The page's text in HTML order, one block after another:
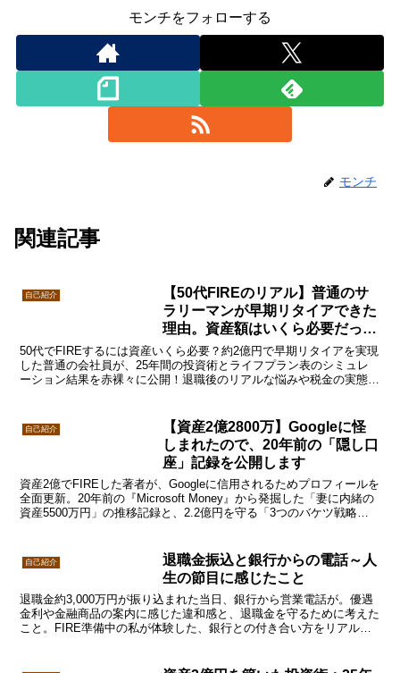
モンチをフォローする
モンチ
関連記事
自己紹介
【50代FIREのリアル】普通のサ
ラリーマンが早期リタイアできた
理由。資産額はいくら必要だっ
た？
50代でFIREするには資産いくら必要？約2億円で早期リタイアを実現
した普通の会社員が、25年間の投資術とライフプラン表のシミュレ
ーション結果を赤裸々に公開！退職後のリアルな悩みや税金の実態も
自己紹介
【資産2億2800万】Googleに怪
しまれたので、20年前の「隠し口
座」記録を公開します
資産2億でFIREした著者が、Googleに信用されるためプロフィールを
全面更新。20年前の『Microsoft Money』から発掘した「妻に内緒の
資産5500万円」の推移記録と、2.2億円を守る「3つのバケツ戦略」
自己紹介
退職金振込と銀行からの電話～人
生の節目に感じたこと
退職金約3,000万円が振り込まれた当日、銀行から営業電話が。優遇
金利や金融商品の案内に感じた違和感と、退職金を守るために考えた
こと。FIRE準備中の私が体験した、銀行との付き合い方をリアルに